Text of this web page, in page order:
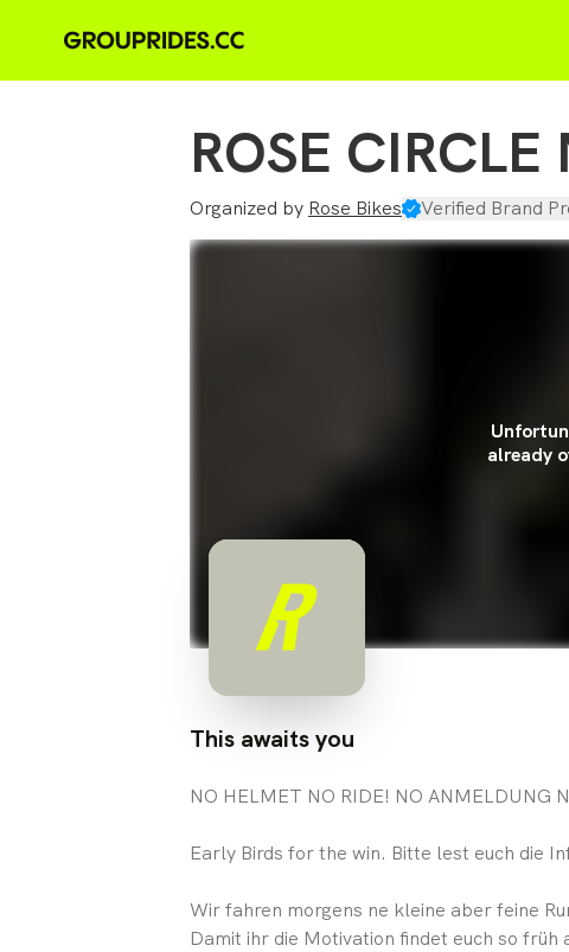
ROSE
Organized by Rose Bikes Verified Brand
already
This awaits you
NO HELMET NO RIDE! NO ANMELDUNG
Early Birds for the win. Bitte lest euch die
Wir fahren morgens ne kleine aber feine
Damit ihr die Motivation findet euch so früh